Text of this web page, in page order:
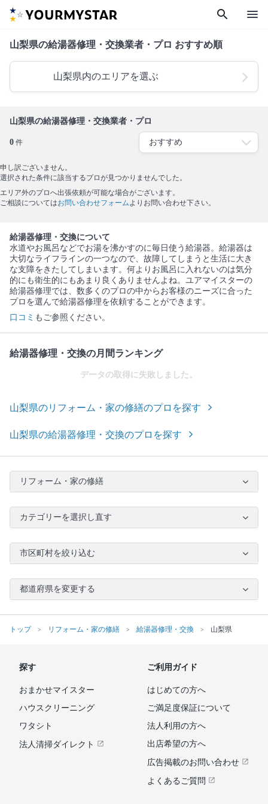
search menu
山梨県の給湯器修理・交換業者・プロ おすすめ順
山梨県内のエリアを選ぶ
山梨県の給湯器修理・交換業者・プロ
0 件
申し訳ございません。
選択された条件に該当するプロが見つかりませんでした。
エリア外のプロへ出張依頼が可能な場合がございます。
ご相談についてはお問い合わせフォームよりお問い合わせ下さい。
給湯器修理・交換について
水道やお風呂などでお湯を沸かすのに毎日使う給湯器。給湯器は
大切なライフラインの一つなので、故障してしまうと生活に大き
な支障をきたしてしまいます。何よりお風呂に入れないのは気分
的にも衛生的にもあまり良くありませんよね。ユアマイスターの
給湯器修理では、数多くのプロの中からお客様のニーズに合った
プロを選んで給湯器修理を依頼することができます。
口コミ もご参照ください。
給湯器修理・交換の月間ランキング
データの取得に失敗しました。
山梨県のリフォーム・家の修繕のプロを探す
山梨県の給湯器修理・交換のプロを探す
リフォーム・家の修繕
カテゴリーを選択し直す
市区町村を絞り込む
都道府県を変更する
トップ リフォーム・家の修繕 給湯器修理・交換 山梨県
探す
おまかせマイスター
ハウスクリーニング
ワタシト
法人清掃ダイレクト
ご利用ガイド
はじめての方へ
ご満足度保証について
法人利用の方へ
出店希望の方へ
広告掲載のお問い合わせ
よくあるご質問